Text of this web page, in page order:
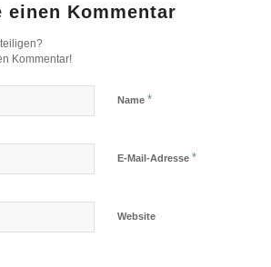
einen Kommentar
Kommentar!
Name *
E-Mail-Adresse *
Website